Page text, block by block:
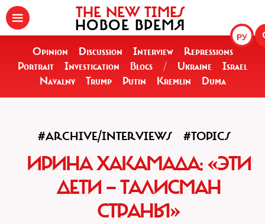
РУ
THE NEW TIMES
НОВОЕ ВРЕМЯ
Opinion Discussion Interview
Repressions
Portrait
Investigation Blogs / Ukraine
Israel
Navalny
Trump Putin Kremlin Duma
#ARCHIVE/INTERVIEWS #TOPICS
ИРИНА ХАКАМАДА: «ЭТИ
ДЕТИ — ТАЛИСМАН
СТРАНЫ»